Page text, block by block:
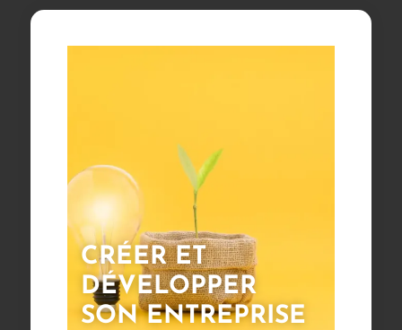
CRÉER ET
DÉVELOPPER
SON ENTREPRISE